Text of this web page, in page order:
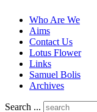
Who Are We
Aims
Contact Us
Lotus Flower
Links
Samuel Bolis
Archives
Search ...